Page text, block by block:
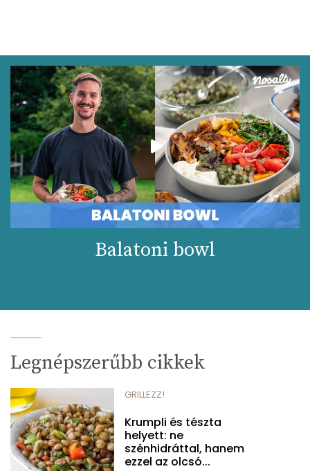
Balatoni bowl
Legnépszerűbb cikkek
GRILLEZZ!
Krumpli és tészta
helyett: ne
szénhidráttal, hanem
ezzel az olcsó...